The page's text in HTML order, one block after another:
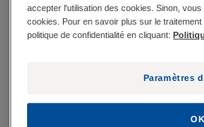
GLYCÉRINE agit pour
douceur
sont éliminées et le cuir
• Formulé sans parfum ni alcool
accepter l'utilisation des cookies. Sinon,
cookies. Pour en savoir plus sur le
politique de confidentialité en cliquant:
Paramètres
OK